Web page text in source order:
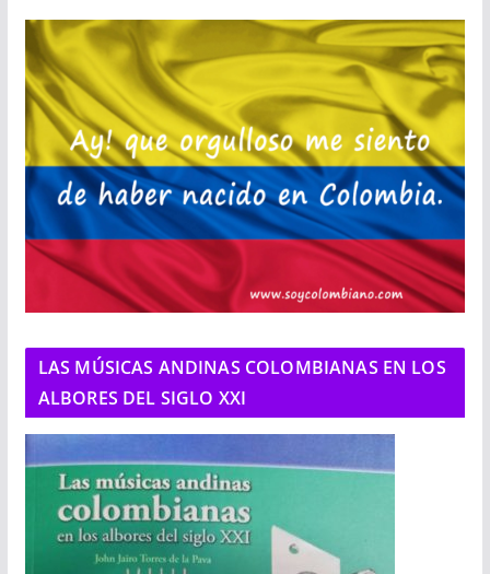
LAS MÚSICAS ANDINAS COLOMBIANAS EN LOS
ALBORES DEL SIGLO XXI